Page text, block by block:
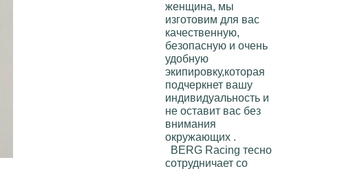
женщинa, мы
изготовим для вас
качественную,
безопасную и очень
удобную
экипировку,которая
подчеркнет вашу
индивидуальность и
не оставит вас без
внимания
окружающих .
BERG Racing тесно
сотрудничает со